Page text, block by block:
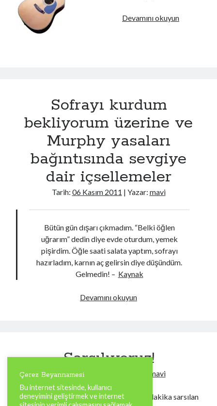
Devamını okuyunOnline
Sofrayı kurdum
bekliyorum üzerine ve
Murphy yasaları
bağıntısında sevgiye
dair içsellemeler
Tarih: 06 Kasım 2011 | Yazar: mavi
Bütün gün dışarı çıkmadım. “Belki öğlen
uğrarım” dedin diye evde oturdum, yemek
pişirdim. Öğle saati salata yaptım, sofrayı
hazırladım, karnın aç gelirsin diye düşündüm.
Gelmedin! – Kaynak
Devamını okuyunSofrayı
Murphy
bağıntısında
Sarsılıyoruz!
Tarih:06 Kasım 2011 mavi
Her gün, her dakika sarsılan
Çerez Beyannamesi
Bu internet sitesinde, kullanıcı
deneyimini geliştirmek ve internet